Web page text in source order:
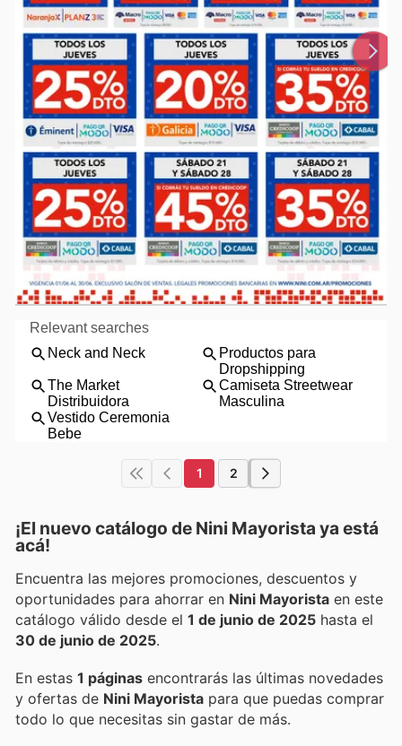
1 2
¡El nuevo catálogo de Nini Mayorista ya está
acá!
Encuentra las mejores promociones, descuentos y
oportunidades para ahorrar en Nini Mayorista en este
catálogo válido desde el 1 de junio de 2025 hasta el
30 de junio de 2025.
En estas 1 páginas encontrarás las últimas novedades
y ofertas de Nini Mayorista para que puedas comprar
todo lo que necesitas sin gastar de más.